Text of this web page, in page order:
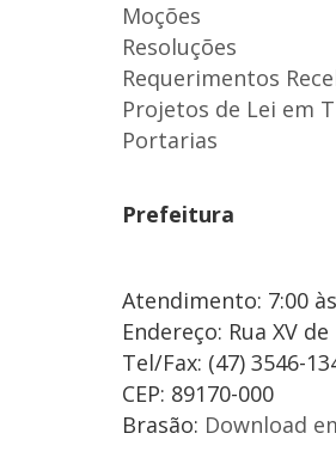
Moções
Resoluções
Requerimentos
Projetos de Lei em
Portarias
Prefeitura
Atendimento: 7:00
Endereço: Rua XV
Tel/Fax: (47) 3546-
CEP: 89170-000
Brasão: Download